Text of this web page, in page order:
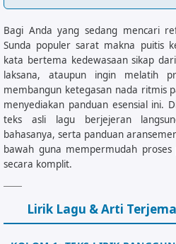
Bagi Anda yang sedang mencari
Sunda populer sarat makna puitis
kata bertema kedewasaan sikap
laksana, ataupun ingin melatih
membangun ketegasan nada ritmis
menyediakan panduan esensial ini.
teks asli lagu berjejeran
bahasanya, serta panduan
bawah guna mempermudah
secara komplit.
Lirik Lagu & Arti